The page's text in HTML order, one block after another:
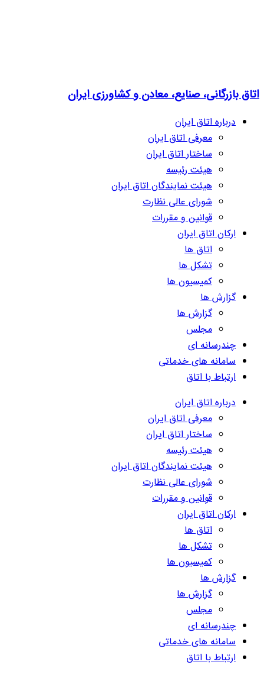
اتاق بازرگانی، صنایع، معادن و کشاورزی ایران
درباره اتاق ایران
معرفی اتاق ایران
ساختار اتاق ایران
هیئت رئیسه
هیئت نمایندگان اتاق ایران
شورای عالی نظارت
قوانین و مقررات
ارکان اتاق ایران
اتاق ها
تشکل ها
کمیسیون ها
گزارش ها
گزارش ها
مجلس
چندرسانه ای
سامانه های خدماتی
ارتباط با اتاق
درباره اتاق ایران
معرفی اتاق ایران
ساختار اتاق ایران
هیئت رئیسه
هیئت نمایندگان اتاق ایران
شورای عالی نظارت
قوانین و مقررات
ارکان اتاق ایران
اتاق ها
تشکل ها
کمیسیون ها
گزارش ها
گزارش ها
مجلس
چندرسانه ای
سامانه های خدماتی
ارتباط با اتاق